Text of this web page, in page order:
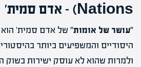
Nations) – אדם סמית'
"עושר של אומות"של אדם סמית'
היסודיים והמשפיעים ביותר
ולמרות שהוא לא עוסק ישירות בשוק